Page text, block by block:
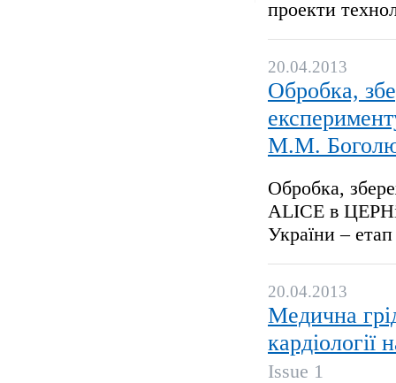
проекти
20.04.2013
Обробка,
М.М.
Обробка,
ALICE в
України –
20.04.2013
Медична
кардіології
Issue 1